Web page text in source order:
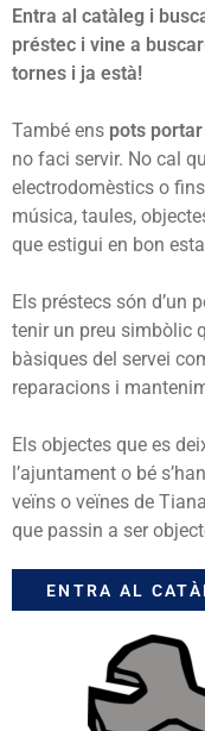
Entra al catàleg i
préstec i vine a
tornes i ja està!
També ens pots
no faci servir. No cal
electrodomèstics o
música, taules,
que estigui en bon
Els préstecs són d’un
tenir un preu simbòlic
bàsiques del servei
reparacions i
Els objectes que es
l’ajuntament o bé
veïns o veïnes de
que passin a ser
ENTRA AL